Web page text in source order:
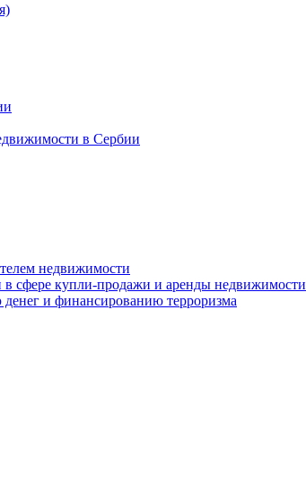
в Сербии
недвижимости
в сфере купли-продажи и аренды недвижимости
и финансированию терроризма